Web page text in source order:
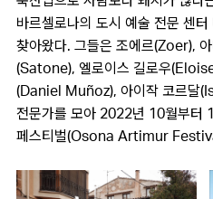
바르셀로나의 도시 예술 전문 센
찾아왔다. 그들은 조에르(Zoer),
(Satone), 엘로이스 길로우
(Daniel Muñoz), 아이작 코르달
전문가를 모아 2022년 10월부터
페스티벌(Osona Artimur